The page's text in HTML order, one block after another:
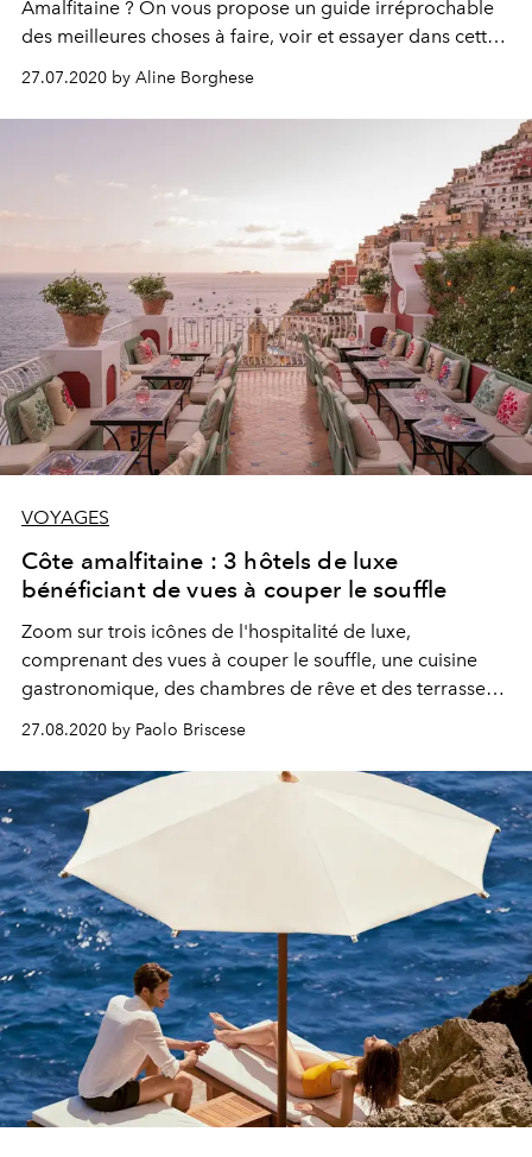
Amalfitaine ? On vous propose un guide irréprochable
des meilleures choses à faire, voir et essayer dans cette
région étonnante ponctuée de citrons, de soleil, et
orientée vers la mer.
27.07.2020 by Aline Borghese
VOYAGES
Côte amalfitaine : 3 hôtels de luxe
bénéficiant de vues à couper le souffle
Zoom sur trois icônes de l'hospitalité de luxe,
comprenant des vues à couper le souffle, une cuisine
gastronomique, des chambres de rêve et des terrasses
panoramiques avec vue sur le golfe de Salerne.
27.08.2020 by Paolo Briscese